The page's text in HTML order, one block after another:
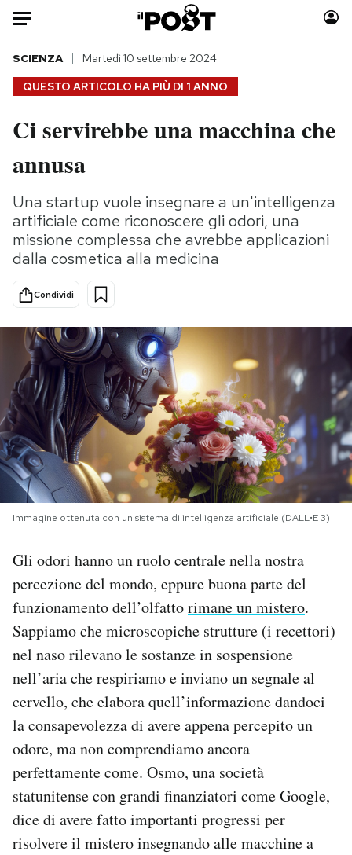
Auto
HOME
Italia
Politica
Tecnologia
Internet
Scienza
Cultura
Economia
Moda
Storie/Idee
Ok Boomer!
Media
Europa
PODCAST
NEWSLETTER
I MIEI PREFERITI
CALENDARIO
AREA PERSONALE
Area Personale
Newsletter
Regala il Post
Hai bisogno di aiuto?
Esci
QUESTO ARTICOLO HA PIÙ DI 1 ANNO
SCIENZA Martedì 10 settembre 2024
Ci servirebbe una macchina che
annusa
Una startup vuole insegnare a un'intelligenza
artificiale come riconoscere gli odori, una
missione complessa che avrebbe applicazioni
dalla cosmetica alla medicina
Condividi
Immagine ottenuta con un sistema di intelligenza artificiale (DALL•E 3)
Gli odori hanno un ruolo centrale nella nostra
percezione del mondo, eppure buona parte del
funzionamento dell’olfattorimane un mistero.
Sappiamo che microscopiche strutture (i recettori)
nel naso rilevano le sostanze in sospensione
nell’aria che respiriamo e inviano un segnale al
cervello, che elabora quell’informazione dandoci
la consapevolezza di avere appena percepito un
odore, ma non comprendiamo ancora
perfettamente come. Osmo, una società
statunitense con grandi finanziatori come Google,
dice di avere fatto importanti progressi per
risolvere il mistero insegnando alle macchine a